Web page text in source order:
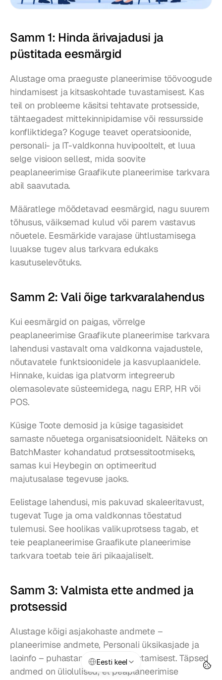
Samm 1: Hinda ärivajadusi ja
püstitada eesmärgid
Alustage oma praeguste planeerimise töövoogude
hindamisest ja kitsaskohtade tuvastamisest. Kas
teil on probleeme käsitsi tehtavate protsesside,
tähtaegadest mittekinnipidamise või ressursside
konfliktidega? Koguge teavet operatsioonide,
personali- ja IT-valdkonna huvipooltelt, et luua
selge visioon sellest, mida soovite
peaplaneerimise Graafikute planeerimise tarkvara
abil saavutada.
Määratlege mõõdetavad eesmärgid, nagu suurem
tõhusus, väiksemad kulud või parem vastavus
nõuetele. Eesmärkide varajase ühtlustamisega
luuakse tugev alus tarkvara edukaks
kasutuselevõtuks.
Samm 2: Vali õige tarkvaralahendus
Kui eesmärgid on paigas, võrrelge
peaplaneerimise Graafikute planeerimise tarkvara
lahendusi vastavalt oma valdkonna vajadustele,
nõutavatele funktsioonidele ja kasvuplaanidele.
Hinnake, kuidas iga platvorm integreerub
olemasolevate süsteemidega, nagu ERP, HR või
POS.
Küsige Toote demosid ja küsige tagasisidet
sarnaste nõuetega organisatsioonidelt. Näiteks on
BatchMaster kohandatud protsessitootmiseks,
samas kui Heybegin on optimeeritud
majutusalase tegevuse jaoks.
Eelistage lahendusi, mis pakuvad skaleeritavust,
tugevat Tuge ja oma valdkonnas tõestatud
tulemusi. See hoolikas valikuprotsess tagab, et
teie peaplaneerimise Graafikute planeerimise
tarkvara toetab teie äri pikaajaliselt.
Samm 3: Valmista ette andmed ja
protsessid
Alustage kõigi asjakohaste andmete –
planeerimise andmete, Personali üksikasjade ja
laoinfo – puhastamisest ja korrastamisest. Täpsed
andmed on üliolulised, et peaplaneerimise
Eesti keel